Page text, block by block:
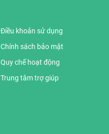
Điều khoản sử dụng
Chính sách bảo mật
Quy chế hoạt động
Trung tâm trợ giúp